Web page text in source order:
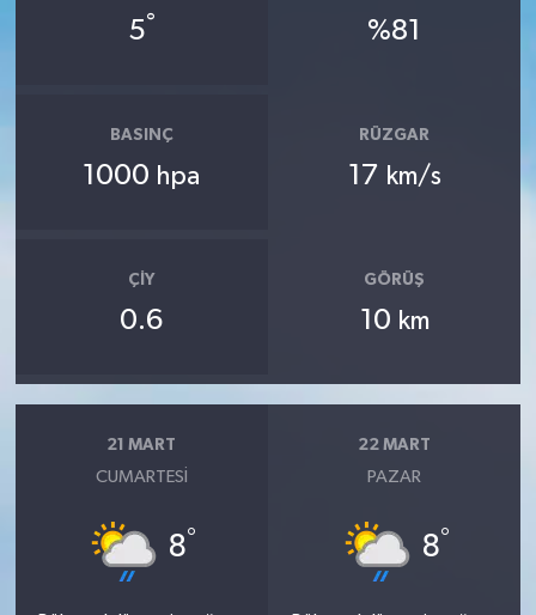
5° %81
BASINÇ
1000 hpa
RÜZGAR
17 km/s
ÇIY
0.6
GÖRÜŞ
10 km
21 MART
CUMARTESI
8°
22 MART
PAZAR
8°